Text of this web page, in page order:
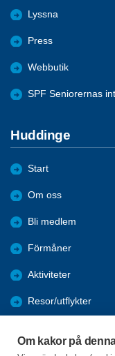
Om kakor på
Lyssna
Press
Webbutik
SPF Seniorernas
Huddinge
Start
Om oss
Bli medlem
Förmåner
Aktiviteter
Resor/utflykter